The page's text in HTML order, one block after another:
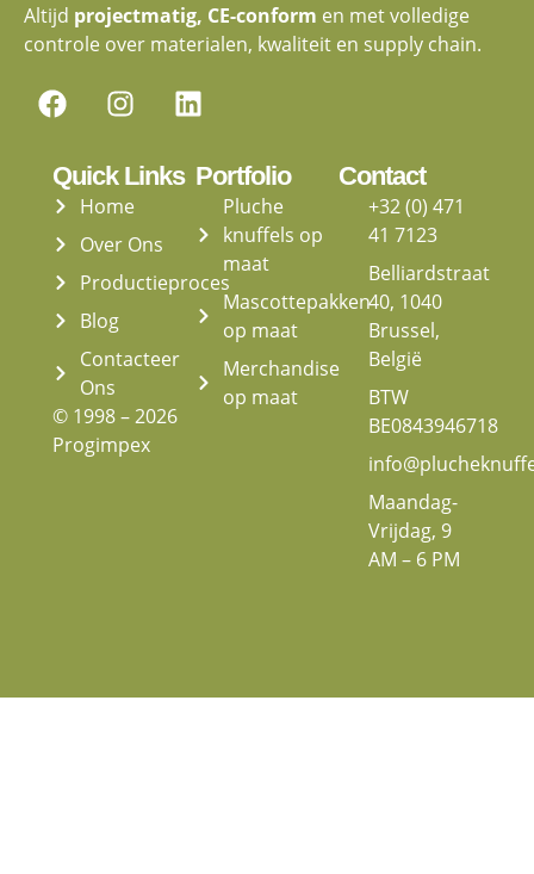
Altijd projectmatig, CE-conform en met volledige
controle over materialen, kwaliteit en supply chain.
Quick Links
Home
Over Ons
Productieproces
Blog
Contacteer
Ons
© 1998 – 2026
Progimpex
Portfolio
Pluche
knuffels op
maat
Mascottepakken
op maat
Merchandise
op maat
Contact
+32 (0) 471
41 7123
Belliardstraat
40, 1040
Brussel,
België
BTW
BE0843946718
Maandag-
Vrijdag, 9
AM – 6 PM